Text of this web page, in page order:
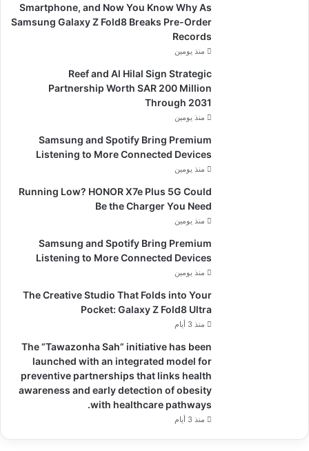
Smartphone, and Now You Know Why As
Samsung Galaxy Z Fold8 Breaks Pre-Order
Records
منذ يومين
Reef and Al Hilal Sign Strategic
Partnership Worth SAR 200 Million
Through 2031
منذ يومين
Samsung and Spotify Bring Premium
Listening to More Connected Devices
منذ يومين
Running Low? HONOR X7e Plus 5G Could
Be the Charger You Need
منذ يومين
Samsung and Spotify Bring Premium
Listening to More Connected Devices
منذ يومين
The Creative Studio That Folds into Your
Pocket: Galaxy Z Fold8 Ultra
منذ 3 أيام
The “Tawazonha Sah” initiative has been
launched with an integrated model for
preventive partnerships that links health
awareness and early detection of obesity
with healthcare pathways.
منذ 3 أيام